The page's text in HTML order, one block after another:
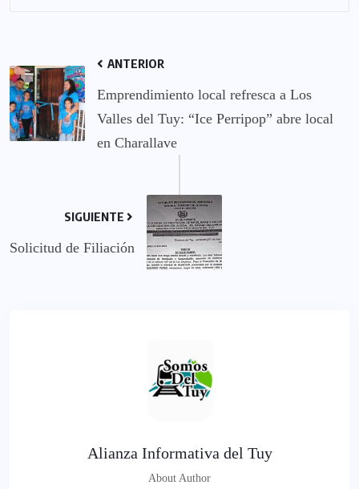
ANTERIOR
Emprendimiento local refresca a Los
Valles del Tuy: “Ice Perripop” abre local
en Charallave
SIGUIENTE
Solicitud de Filiación
Alianza Informativa del Tuy
About Author